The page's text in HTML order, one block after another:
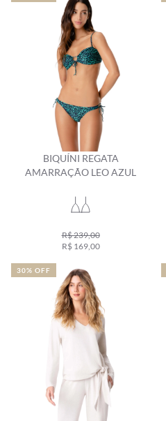
BIQUÍNI REGATA
AMARRAÇÃO LEO AZUL
R$ 239,00
R$ 169,00
30% OFF